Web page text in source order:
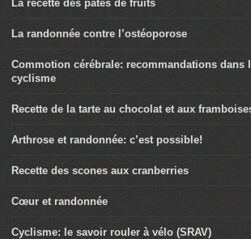
La recette des pâtes de fruits
La randonnée contre l’ostéoporose
Commotion cérébrale: recommandations dans
cyclisme
Recette de la tarte au chocolat et aux
Arthrose et randonnée: c’est possible!
Recette des scones aux cranberries
Cœur et randonnée
Cyclisme: le savoir rouler à vélo (SRAV)